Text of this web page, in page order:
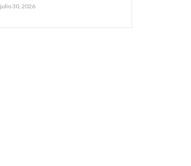
julio 30, 2026